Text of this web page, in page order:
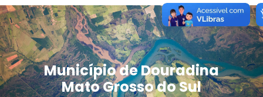
Município de Douradina
Mato Grosso do Sul